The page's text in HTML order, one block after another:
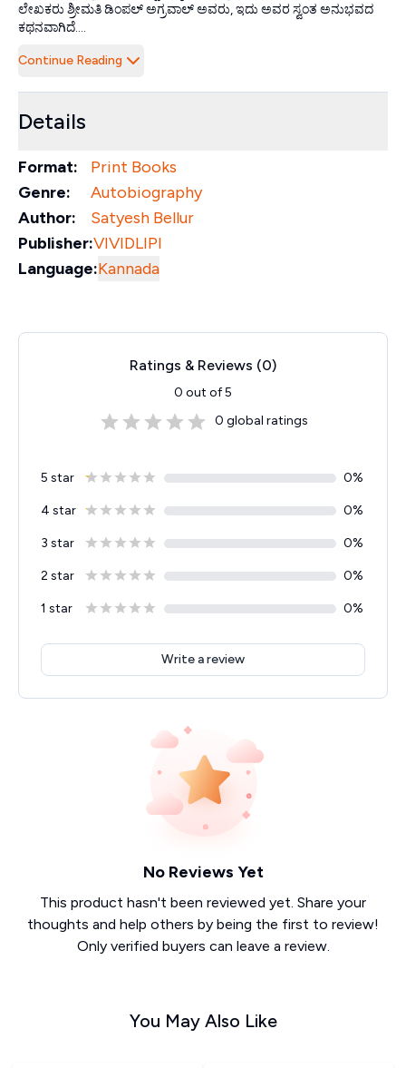
ಲೇಖಕರು ಶ್ರೀಮತಿ ಡಿಂಪಲ್‌ ಅಗ್ರವಾಲ್‌ ಅವರು, ಇದು ಅವರ ಸ್ವಂತ ಅನುಭವದ
ಕಥನವಾಗಿದೆ....
Continue Reading
Details
Format:
Print Books
Genre:
Autobiography
Author:
Satyesh Bellur
Publisher:VIVIDLIPI
Language:Kannada
Ratings & Reviews (0)
0 out of 5
0 global ratings
5 star 0%
4 star 0%
3 star 0%
2 star 0%
1 star 0%
Write a review
No Reviews Yet
This product hasn't been reviewed yet. Share your
thoughts and help others by being the first to review!
Only verified buyers can leave a review.
You May Also Like